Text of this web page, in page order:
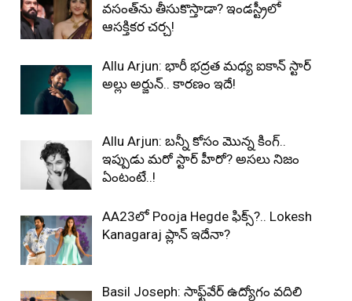
వసంత్‌ను తీసుకొస్తాడా? ఇండస్ట్రీలో
ఆసక్తికర చర్చ!
Allu Arjun: భారీ భద్రత మధ్య ఐకాన్ స్టార్
అల్లు అర్జున్.. కారణం ఇదే!
Allu Arjun: బన్నీ కోసం మొన్న కింగ్..
ఇప్పుడు మరో స్టార్ హీరో? అసలు నిజం
ఏంటంటే..!
AA23లో Pooja Hegde ఫిక్స్?.. Lokesh
Kanagaraj ప్లాన్ ఇదేనా?
Basil Joseph: సాఫ్ట్‌వేర్ ఉద్యోగం వదిలి